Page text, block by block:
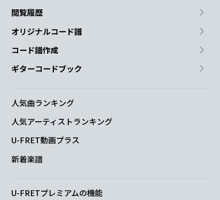
閲覧履歴
オリジナルコード譜
コード譜作成
ギターコードブック
人気曲ランキング
人気アーティストランキング
U-FRET動画プラス
新着楽譜
U-FRETプレミアムの機能